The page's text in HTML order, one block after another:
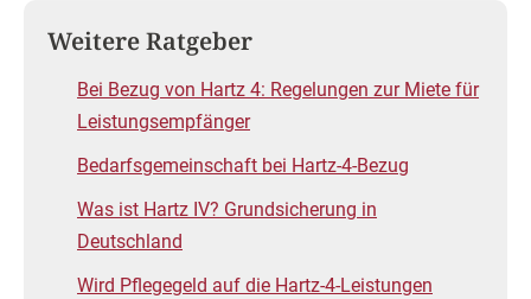
Weitere Ratgeber
Bei Bezug von Hartz 4: Regelungen zur Miete für
Leistungsempfänger
Bedarfsgemeinschaft bei Hartz-4-Bezug
Was ist Hartz IV? Grundsicherung in
Deutschland
Wird Pflegegeld auf die Hartz-4-Leistungen